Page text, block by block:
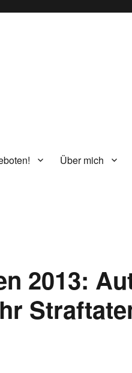
Über mich
2013: